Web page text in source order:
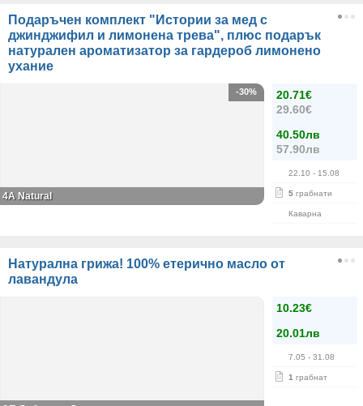
Подаръчен комплект "Истории за мед с
джинджифил и лимонена трева", плюс подарък
натурален ароматизатор за гардероб лимонено
ухание
20.71€
29.60€
40.50лв
57.90лв
22.10 - 15.08
5 грабнати
Каварна
-30%
4A Natural
Натурална грижа! 100% етерично масло от
лавандула
10.23€
20.01лв
7.05 - 31.08
1 грабнат